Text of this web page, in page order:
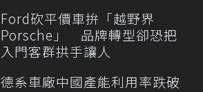
Ford砍平價車拚「越野界
Porsche」 品牌轉型卻恐把
入門客群拱手讓人
德系車廠中國產能利用率跌破